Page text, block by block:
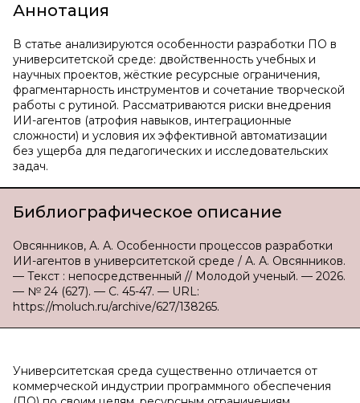
Аннотация
В статье анализируются особенности разработки ПО в
университетской среде: двойственность учебных и
научных проектов, жёсткие ресурсные ограничения,
фрагментарность инструментов и сочетание творческой
работы с рутиной. Рассматриваются риски внедрения
ИИ-агентов (атрофия навыков, интеграционные
сложности) и условия их эффективной автоматизации
без ущерба для педагогических и исследовательских
задач.
Библиографическое описание
Овсянников, А. А. Особенности процессов разработки
ИИ-агентов в университетской среде / А. А. Овсянников.
— Текст : непосредственный // Молодой ученый. — 2026.
— № 24 (627). — С. 45-47. — URL:
https://moluch.ru/archive/627/138265.
Университетская среда существенно отличается от
коммерческой индустрии программного обеспечения